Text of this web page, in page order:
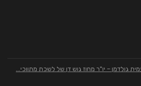
גולדמן – יו"ר מחוז גוש דן של לשכת מתווכי…